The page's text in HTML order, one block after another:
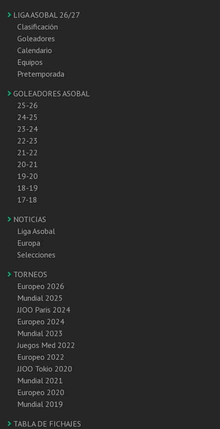
LIGA ASOBAL 26/27
Clasificación
Goleadores
Calendario
Equipos
Pretemporada
GOLEADORES ASOBAL
25-26
24-25
23-24
22-23
21-22
20-21
19-20
18-19
17-18
NOTICIAS
Liga Asobal
Europa
Selecciones
TORNEOS
Europeo 2026
Mundial 2025
JJOO Paris 2024
Europeo 2024
Mundial 2023
Juegos Med 2022
Europeo 2022
JJOO Tokio 2020
Mundial 2021
Europeo 2020
Mundial 2019
TABLA DE FICHAJES